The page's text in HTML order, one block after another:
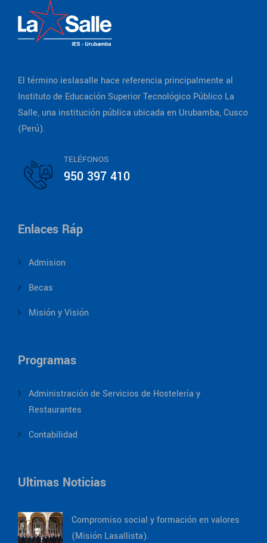
El término ieslasalle hace referencia principalmente al
Instituto de Educación Superior Tecnológico Público La
Salle, una institución pública ubicada en Urubamba, Cusco
(Perú).
TELÉFONOS
950 397 410
Enlaces Ráp
Admision
Becas
Misión y Visión
Programas
Administración de Servicios de Hostelería y
Restaurantes
Contabilidad
Ultimas Noticias
Compromiso social y formación en valores
(Misión Lasallista).